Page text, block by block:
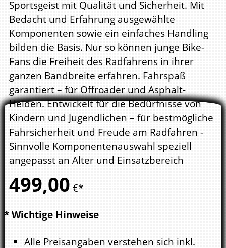
Sportsgeist mit Qualität und Sicherheit. Mit
Bedacht und Erfahrung ausgewählte
Komponenten sowie ein einfaches Handling
bilden die Basis. Nur so können junge Bike-
Fans die Freiheit des Radfahrens in ihrer
ganzen Bandbreite erfahren. Fahrspaß
garantiert – für Offroader und Asphalt-
Helden. Entwickelt für die Bedürfnisse von
Kindern und Jugendlichen – für bestmögliche
Fahrsicherheit und Freude am Radfahren -
Sinnvolle Komponentenauswahl speziell
angepasst an Alter und Einsatzbereich
499,00 €*
* Wichtige Hinweise
Alle Preisangaben verstehen sich inkl.